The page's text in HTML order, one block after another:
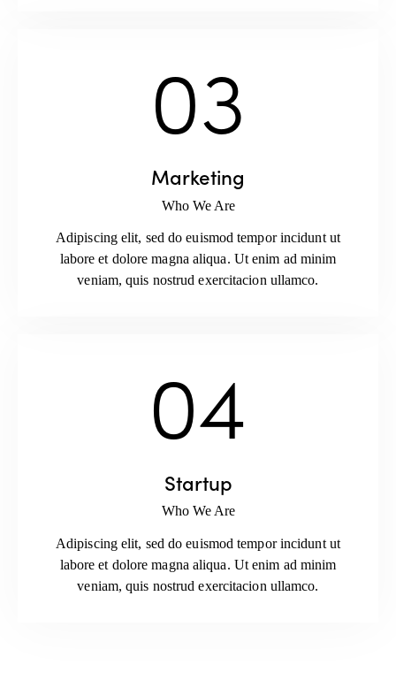
03
Marketing
Who We Are
Adipiscing elit, sed do euismod tempor incidunt ut
labore et dolore magna aliqua. Ut enim ad minim
veniam, quis nostrud exercitacion ullamco.
04
Startup
Who We Are
Adipiscing elit, sed do euismod tempor incidunt ut
labore et dolore magna aliqua. Ut enim ad minim
veniam, quis nostrud exercitacion ullamco.